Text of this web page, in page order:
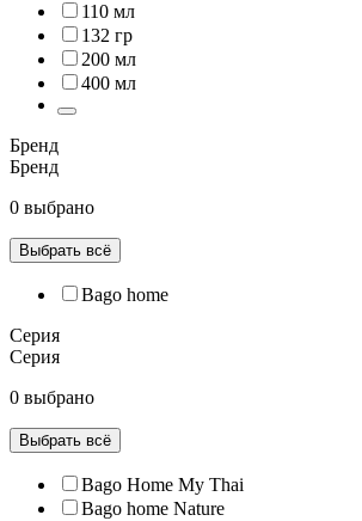
110 мл
132 гр
200 мл
400 мл
Бренд
Бренд
0 выбрано
Выбрать всё
Bago home
Серия
Серия
0 выбрано
Выбрать всё
Bago Home My Thai
Bago home Nature